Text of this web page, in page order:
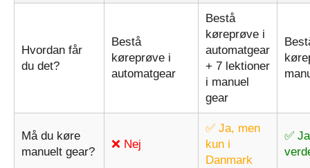
Hvordan får
du det?
Bestå
køreprøve i
automatgear
Bestå
køreprøve i
automatgear
+ 7 lektioner
i manuel
gear
Må du køre
manuelt gear?
❌ Nej
✅ Ja, men
kun i
Danmark
✅